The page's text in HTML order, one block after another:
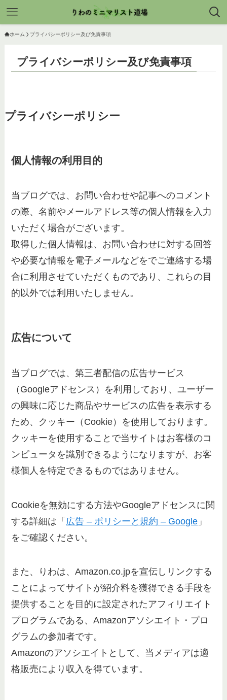
ホーム プライバシーポリシー及び免責事項
プライバシーポリシー及び免責事項
プライバシーポリシー
個人情報の利用目的
当ブログでは、お問い合わせや記事へのコメント
の際、名前やメールアドレス等の個人情報を入力
いただく場合がございます。
取得した個人情報は、お問い合わせに対する回答
や必要な情報を電子メールなどをでご連絡する場
合に利用させていただくものであり、これらの目
的以外では利用いたしません。
広告について
当ブログでは、第三者配信の広告サービス
（Googleアドセンス）を利用しており、ユーザー
の興味に応じた商品やサービスの広告を表示する
ため、クッキー（Cookie）を使用しております。
クッキーを使用することで当サイトはお客様のコ
ンピュータを識別できるようになりますが、お客
様個人を特定できるものではありません。
Cookieを無効にする方法やGoogleアドセンスに関
する詳細は「 広告 – ポリシーと規約 – Google 」
をご確認ください。
また、りわは、Amazon.co.jpを宣伝しリンクする
ことによってサイトが紹介料を獲得できる手段を
提供することを目的に設定されたアフィリエイト
プログラムである、Amazonアソシエイト・プロ
グラムの参加者です。
Amazonのアソシエイトとして、当メディアは適
格販売により収入を得ています。